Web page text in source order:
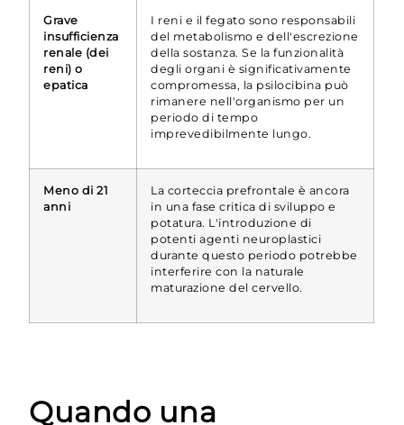
Grave
insufficienza
renale (dei
reni) o
epatica
I reni e il fegato sono responsabili
del metabolismo e dell'escrezione
della sostanza. Se la funzionalità
degli organi è significativamente
compromessa, la psilocibina può
rimanere nell'organismo per un
periodo di tempo
imprevedibilmente lungo.
Meno di 21
anni
La corteccia prefrontale è ancora
in una fase critica di sviluppo e
potatura. L'introduzione di
potenti agenti neuroplastici
durante questo periodo potrebbe
interferire con la naturale
maturazione del cervello.
Quando una